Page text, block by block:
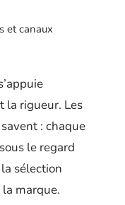
et canaux
la rigueur. Les
: chaque
le regard
sélection
marque.